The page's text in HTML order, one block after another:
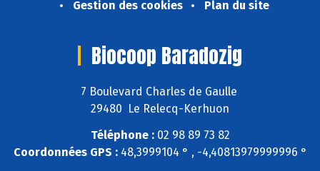
Gestion des cookies
Plan du site
Biocoop Baradozig
7 Boulevard Charles de Gaulle
29480 Le Relecq-Kerhuon
Téléphone :02 98 89 73 82
Coordonnées GPS :48,3999104 ° , -4,40813979999996 °